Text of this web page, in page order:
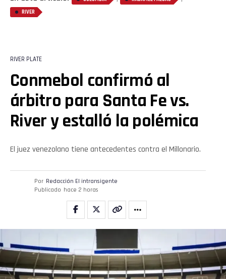
RIVER
RIVER PLATE
Conmebol confirmó al
árbitro para Santa Fe vs.
River y estalló la polémica
El juez venezolano tiene antecedentes contra el Millonario.
Por Redacción El intransigente
Publicado hace 2 horas